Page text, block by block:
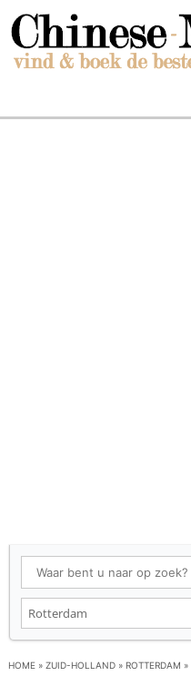
HOME » ZUID-HOLLAND » ROTTERDAM »